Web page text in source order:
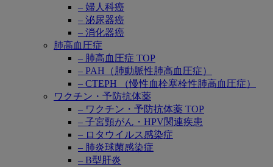
– 婦人科癌
– 泌尿器癌
– 消化器癌
肺高血圧症
– 肺高血圧症 TOP
– PAH（肺動脈性肺高血圧症）
– CTEPH （慢性血栓塞栓性肺高血圧症）
ワクチン・予防抗体薬
– ワクチン・予防抗体薬 TOP
– 子宮頸がん・HPV関連疾患
– ロタウイルス感染症
– 肺炎球菌感染症
– B型肝炎